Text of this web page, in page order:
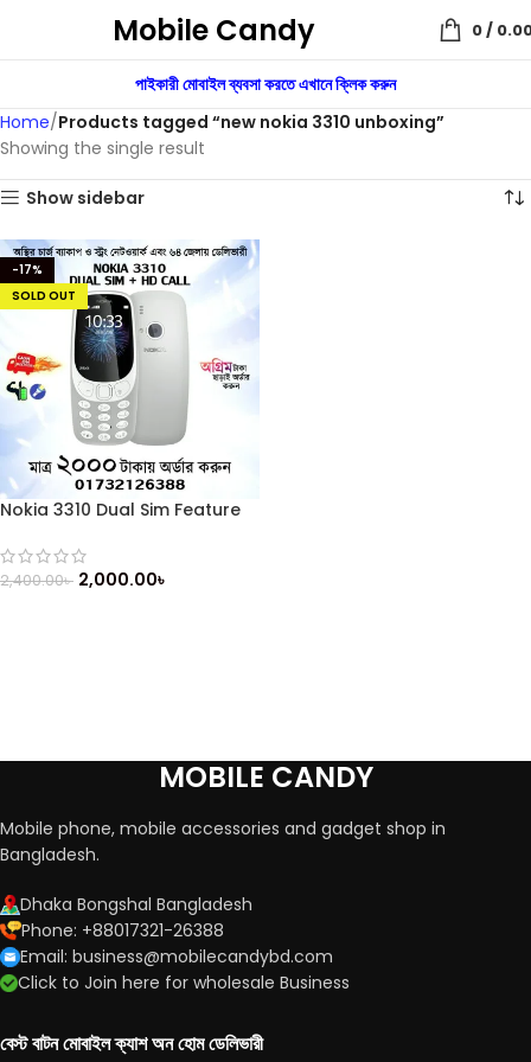
Mobile Candy 0/
পাইকারী মোবাইল ব্যবসা করতে এখানে ক্লিক করুন
Home Products tagged “new nokia 3310 unboxing”
Showing the single result
Show sidebar
-17%
SOLD OUT
Nokia 3310 Dual Sim Feature
2,400.00৳ 2,000.00৳
MOBILE CANDY
Mobile phone, mobile accessories and gadget shop in
Bangladesh.
Dhaka Bongshal Bangladesh
Phone: +88017321-26388
Email: business@mobilecandybd.com
Click to Join here for wholesale Business
বেস্ট বাটন মোবাইল ক্যাশ অন হোম ডেলিভারী